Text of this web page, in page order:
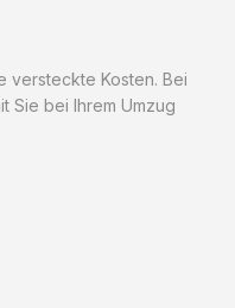
versteckte Kosten. Bei
Sie bei Ihrem Umzug